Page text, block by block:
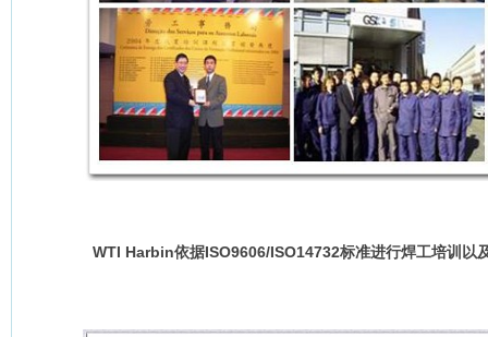
WTI Harbin依据ISO9606/ISO14732标准进行焊工培训以